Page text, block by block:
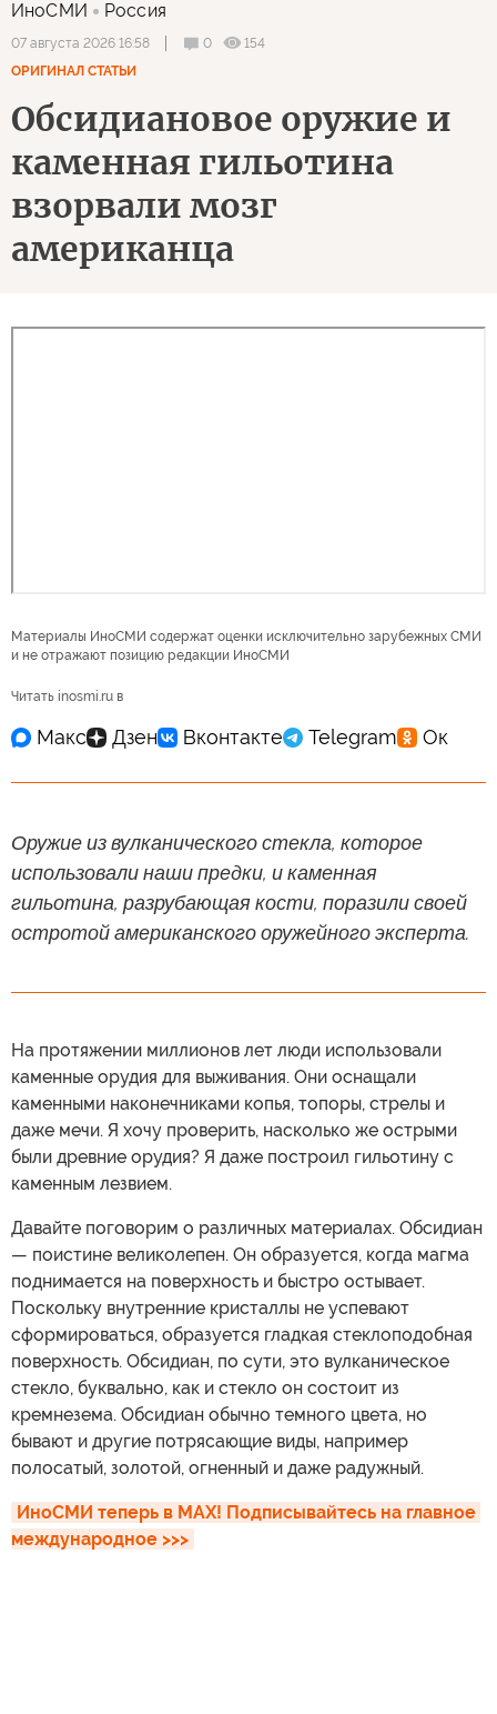
ИноСМИ Россия
07 августа 2026 16:58 0
154
ОРИГИНАЛ СТАТЬИ
Обсидиановое оружие и
каменная гильотина
взорвали мозг
американца
Материалы ИноСМИ содержат оценки исключительно зарубежных СМИ
и не отражают позицию редакции ИноСМИ
Читать inosmi.ru в
Оружие из вулканического стекла, которое
использовали наши предки, и каменная
гильотина, разрубающая кости, поразили своей
остротой американского оружейного эксперта.
На протяжении миллионов лет люди использовали
каменные орудия для выживания. Они оснащали
каменными наконечниками копья, топоры, стрелы и
даже мечи. Я хочу проверить, насколько же острыми
были древние орудия? Я даже построил гильотину с
каменным лезвием.
Давайте поговорим о различных материалах. Обсидиан
— поистине великолепен. Он образуется, когда магма
поднимается на поверхность и быстро остывает.
Поскольку внутренние кристаллы не успевают
сформироваться, образуется гладкая стеклоподобная
поверхность. Обсидиан, по сути, это вулканическое
стекло, буквально, как и стекло он состоит из
кремнезема. Обсидиан обычно темного цвета, но
бывают и другие потрясающие виды, например
полосатый, золотой, огненный и даже радужный.
ИноСМИ теперь в MAX! Подписывайтесь на главное
международное >>>